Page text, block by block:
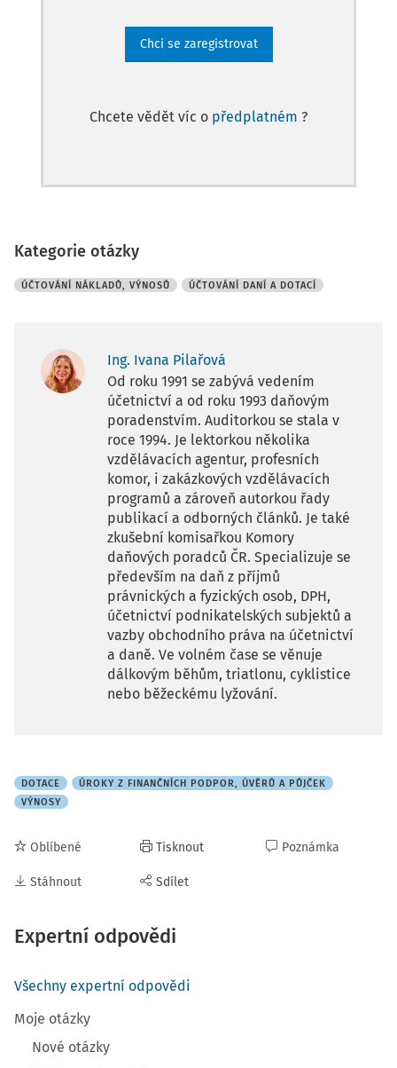
Chci se zaregistrovat
Chcete vědět víc o předplatném ?
Kategorie otázky
ÚČTOVÁNÍ NÁKLADŮ, VÝNOSŮ ÚČTOVÁNÍ DANÍ A DOTACÍ
Ing. Ivana Pilařová
Od roku 1991 se zabývá vedením
účetnictví a od roku 1993 daňovým
poradenstvím. Auditorkou se stala v
roce 1994. Je lektorkou několika
vzdělávacích agentur, profesních
komor, i zakázkových vzdělávacích
programů a zároveň autorkou řady
publikací a odborných článků. Je také
zkušební komisařkou Komory
daňových poradců ČR. Specializuje se
především na daň z příjmů
právnických a fyzických osob, DPH,
účetnictví podnikatelských subjektů a
vazby obchodního práva na účetnictví
a daně. Ve volném čase se věnuje
dálkovým běhům, triatlonu, cyklistice
nebo běžeckému lyžování.
DOTACE
ÚROKY Z FINANČNÍCH PODPOR, ÚVĚRŮ A PŮJČEK
VÝNOSY
Oblíbené
Stáhnout
Tisknout
Sdílet
Poznámka
Expertní odpovědi
Všechny expertní odpovědi
Moje otázky
Nové otázky